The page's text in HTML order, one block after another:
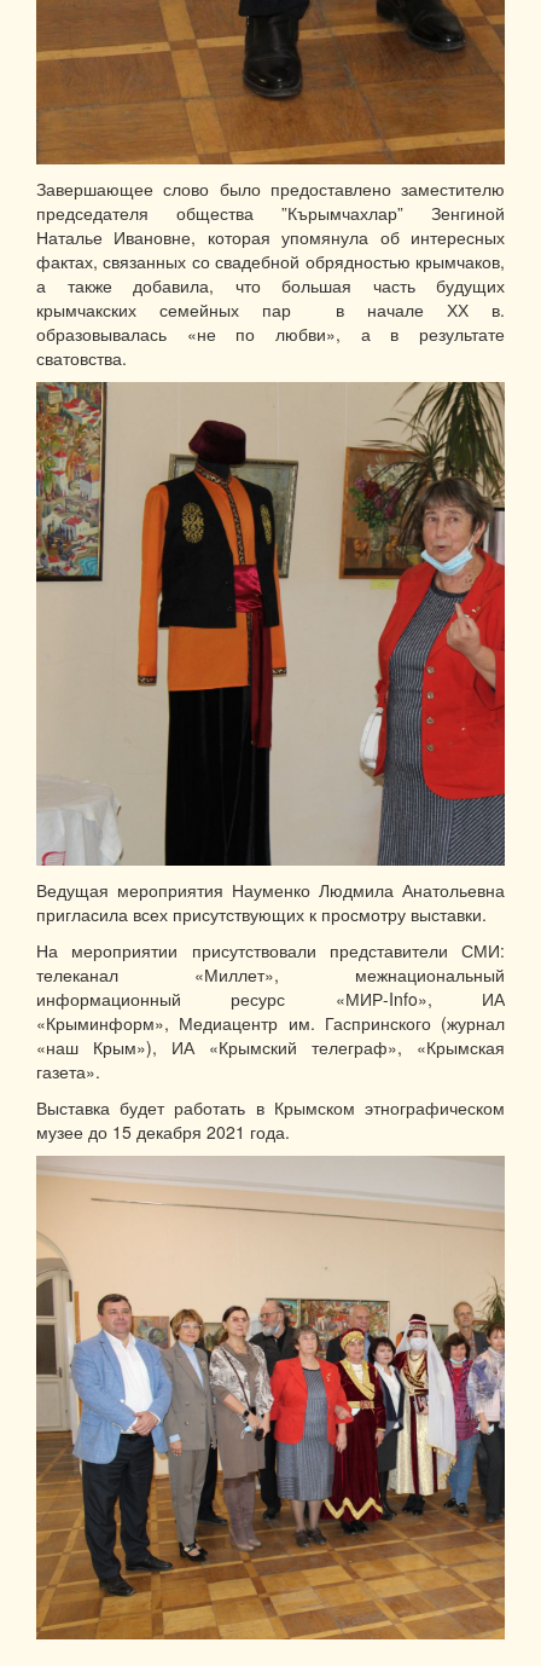
Завершающее слово было предоставлено заместителю
председателя общества ”Кърымчахлар” Зенгиной
Наталье Ивановне, которая упомянула об интересных
фактах, связанных со свадебной обрядностью крымчаков,
а также добавила, что большая часть будущих
крымчакских семейных пар в начале ХХ в.
образовывалась «не по любви», а в результате
сватовства.
Ведущая мероприятия Науменко Людмила Анатольевна
пригласила всех присутствующих к просмотру выставки.
На мероприятии присутствовали представители СМИ:
телеканал «Миллет», межнациональный
информационный ресурс «МИР-Info», ИА
«Крыминформ», Медиацентр им. Гаспринского (журнал
«наш Крым»), ИА «Крымский телеграф», «Крымская
газета».
Выставка будет работать в Крымском этнографическом
музее до 15 декабря 2021 года.